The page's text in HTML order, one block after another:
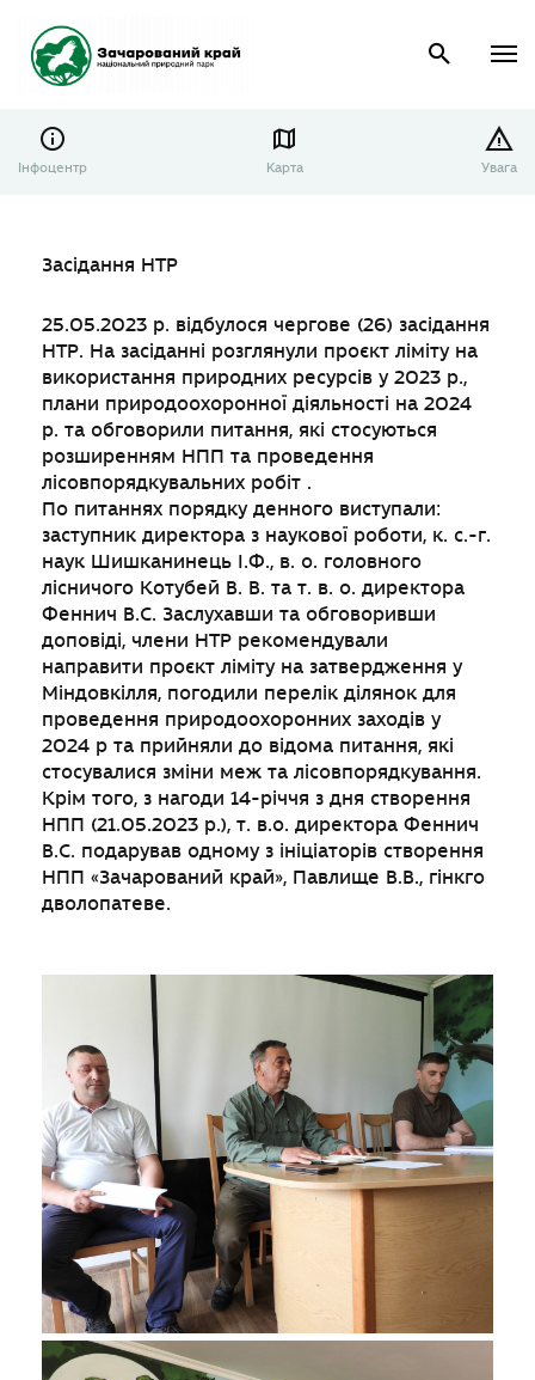
Інфоцентр Карта Увага
Засідання НТР
25.05.2023 р. відбулося чергове (26) засідання
НТР. На засіданні розглянули проєкт ліміту на
використання природних ресурсів у 2023 р.,
плани природоохоронної діяльності на 2024
р. та обговорили питання, які стосуються
розширенням НПП та проведення
лісовпорядкувальних робіт .
По питаннях порядку денного виступали:
заступник директора з наукової роботи, к. с.-г.
наук Шишканинець І.Ф., в. о. головного
лісничого Котубей В. В. та т. в. о. директора
Феннич В.С. Заслухавши та обговоривши
доповіді, члени НТР рекомендували
направити проєкт ліміту на затвердження у
Міндовкілля, погодили перелік ділянок для
проведення природоохоронних заходів у
2024 р та прийняли до відома питання, які
стосувалися зміни меж та лісовпорядкування.
Крім того, з нагоди 14-річчя з дня створення
НПП (21.05.2023 р.), т. в.о. директора Феннич
В.С. подарував одному з ініціаторів створення
НПП «Зачарований край», Павлище В.В., гінкго
дволопатеве.